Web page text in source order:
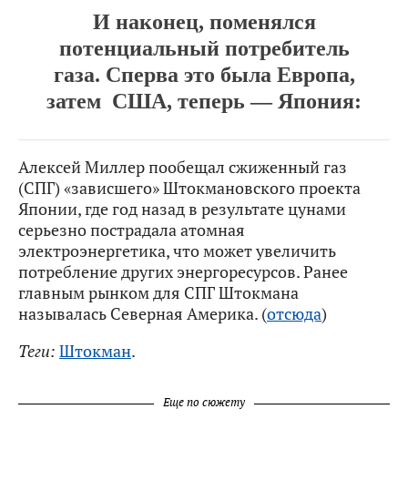
И наконец, поменялся
потенциальный потребитель
газа. Сперва это была Европа,
затем США, теперь — Япония:
Алексей Миллер пообещал сжиженный газ
(СПГ) «зависшего» Штокмановского проекта
Японии, где год назад в результате цунами
серьезно пострадала атомная
электроэнергетика, что может увеличить
потребление других энергоресурсов. Ранее
главным рынком для СПГ Штокмана
называлась Северная Америка. (отсюда)
Теги: Штокман.
Еще по сюжету